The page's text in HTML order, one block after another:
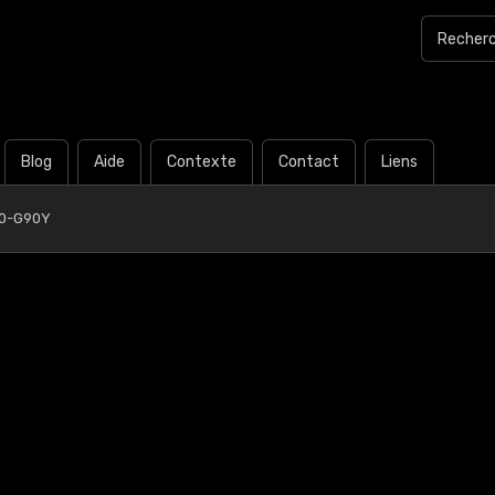
Blog Aide Contexte Contact Liens
G90Y